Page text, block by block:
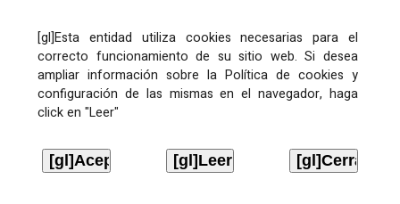
[gl]Esta entidad utiliza cookies necesarias para el
correcto funcionamiento de su sitio web. Si desea
ampliar información sobre la Política de cookies y
configuración de las mismas en el navegador, haga
click en "Leer"
Ficheiros varios
Ficheiro
asinado:
firma (.p7s):